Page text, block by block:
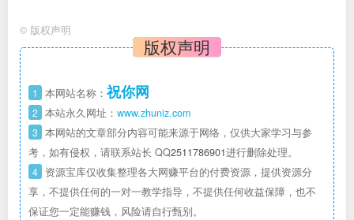
© 版权声明
版权声明
1 本网站名称： 祝你网
2 本站永久网址： www.zhuniz.com
3 本网站的文章部分内容可能来源于网络，仅供大家学习与参
考，如有侵权，请联系站长 QQ2511786901进行删除处理。
4 资源宝库仅收集整理各大网赚平台的付费资源，提供资源分
享，不提供任何的一对一教学指导，不提供任何收益保障，也不
保证您一定能赚钱，风险请自行甄别。